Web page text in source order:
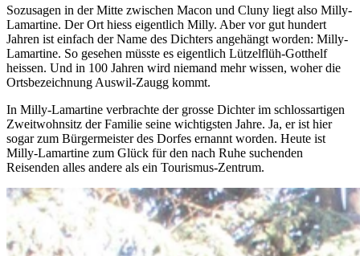
Sozusagen in der Mitte zwischen Macon und Cluny liegt also Milly-
Lamartine. Der Ort hiess eigentlich Milly. Aber vor gut hundert
Jahren ist einfach der Name des Dichters angehängt worden: Milly-
Lamartine. So gesehen müsste es eigentlich Lützelflüh-Gotthelf
heissen. Und in 100 Jahren wird niemand mehr wissen, woher die
Ortsbezeichnung Auswil-Zaugg kommt.
In Milly-Lamartine verbrachte der grosse Dichter im schlossartigen
Zweitwohnsitz der Familie seine wichtigsten Jahre. Ja, er ist hier
sogar zum Bürgermeister des Dorfes ernannt worden. Heute ist
Milly-Lamartine zum Glück für den nach Ruhe suchenden
Reisenden alles andere als ein Tourismus-Zentrum.